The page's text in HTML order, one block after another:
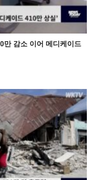
만 감소 이어 메디케이드